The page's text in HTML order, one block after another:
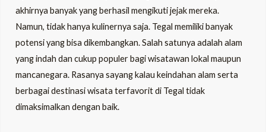
akhirnya banyak yang berhasil mengikuti jejak mereka.
Namun, tidak hanya kulinernya saja. Tegal memiliki banyak
potensi yang bisa dikembangkan. Salah satunya adalah alam
yang indah dan cukup populer bagi wisatawan lokal maupun
mancanegara. Rasanya sayang kalau keindahan alam serta
berbagai destinasi wisata terfavorit di Tegal tidak
dimaksimalkan dengan baik.